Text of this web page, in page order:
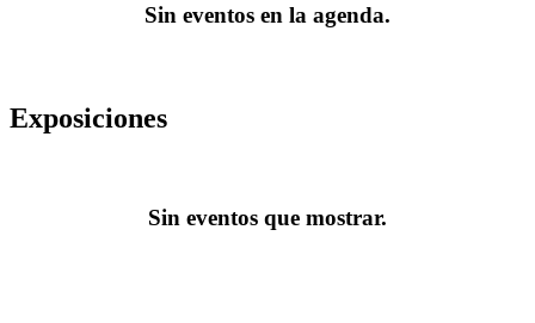
Sin eventos en la agenda.
Exposiciones
Sin eventos que mostrar.